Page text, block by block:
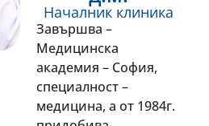
Началник клиника
Завършва –
Медицинска
академия – София,
специалност –
медицина, а от 1984г.